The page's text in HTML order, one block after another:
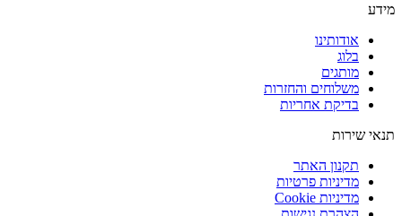
מידע
אודותינו
בלוג
מותגים
משלוחים והחזרות
בדיקת אחריות
תנאי שירות
תקנון האתר
מדיניות פרטיות
מדיניות Cookie